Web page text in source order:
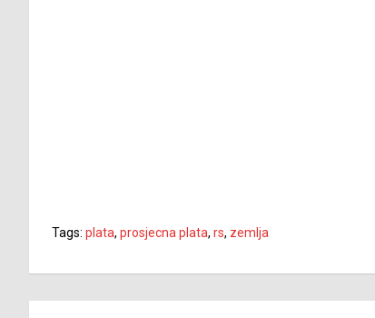
Tags: plata, prosjecna plata, rs, zemlja